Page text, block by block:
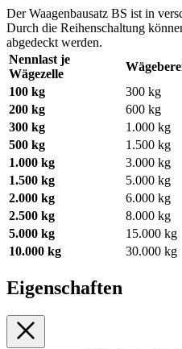
Der Waagenbausatz BS ist in
Durch die Reihenschaltung
abgedeckt werden.
Nennlast je
Wägezelle
100 kg
300 kg
200 kg
600 kg
300 kg
1.000 kg
500 kg
1.500 kg
1.000 kg
3.000 kg
1.500 kg
5.000 kg
2.000 kg
6.000 kg
2.500 kg
8.000 kg
5.000 kg
15.000 kg
10.000 kg
30.000 kg
Eigenschaften